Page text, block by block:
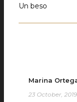
Un beso
Marina
23 October,